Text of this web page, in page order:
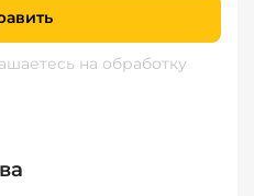
на обработку